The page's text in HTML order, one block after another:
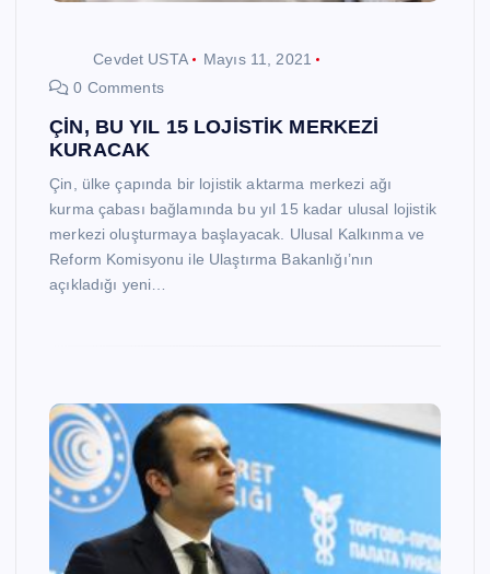
Cevdet USTA
Mayıs 11, 2021
0 Comments
ÇİN, BU YIL 15 LOJİSTİK MERKEZİ
KURACAK
Çin, ülke çapında bir lojistik aktarma merkezi ağı
kurma çabası bağlamında bu yıl 15 kadar ulusal lojistik
merkezi oluşturmaya başlayacak. Ulusal Kalkınma ve
Reform Komisyonu ile Ulaştırma Bakanlığı’nın
açıkladığı yeni…